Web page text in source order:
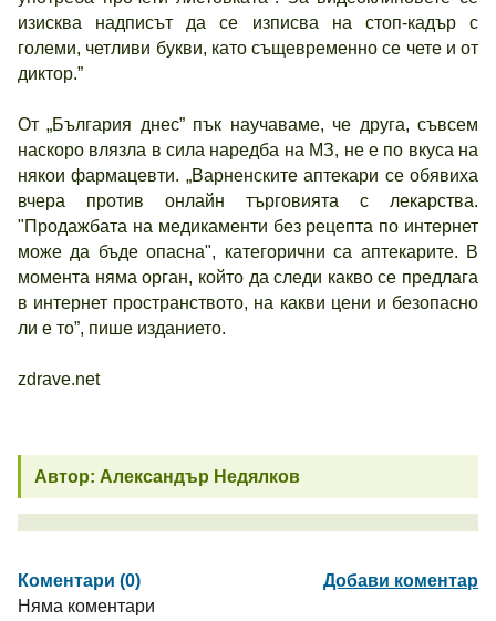
изисква надписът да се изписва на стоп-кадър с
големи, четливи букви, като същевременно се чете и от
диктор.”
От „България днес” пък научаваме, че друга, съвсем
наскоро влязла в сила наредба на МЗ, не е по вкуса на
някои фармацевти. „Варненските аптекари се обявиха
вчера против онлайн търговията с лекарства.
"Продажбата на медикаменти без рецепта по интернет
може да бъде опасна", категорични са аптекарите. В
момента няма орган, който да следи какво се предлага
в интернет пространството, на какви цени и безопасно
ли е то”, пише изданието.
zdrave.net
Автор: Александър Недялков
Коментари (0)
Добави коментар
Няма коментари